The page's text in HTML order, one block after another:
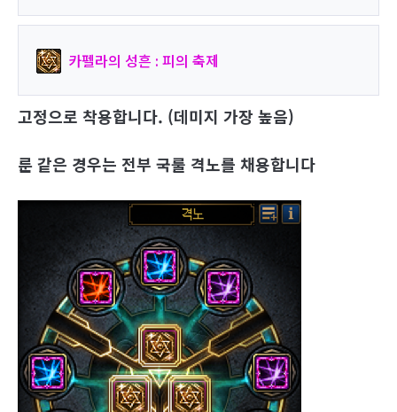
카펠라의 성흔 : 피의 축제
고정으로 착용합니다. (데미지 가장 높음)
룬 같은 경우는 전부 국룰 격노를 채용합니다